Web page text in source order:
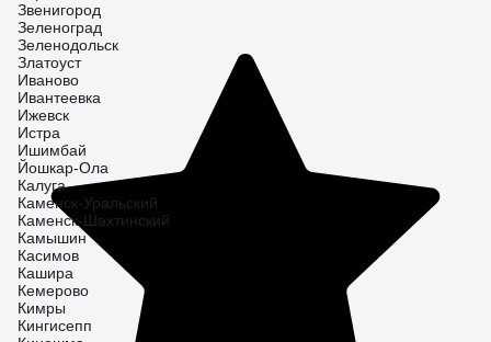
Звенигород
Зеленоград
Зеленодольск
Златоуст
Иваново
Ивантеевка
Ижевск
Истра
Ишимбай
Йошкар-Ола
Калуга
Каменск-Уральский
Каменск-Шахтинский
Камышин
Касимов
Кашира
Кемерово
Кимры
Кингисепп